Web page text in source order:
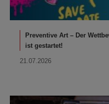
Preventive Art – Der
ist gestartet!
21.07.2026